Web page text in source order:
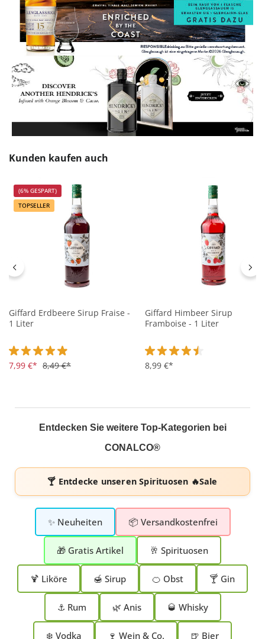
Produktgalerie überspringen
Kunden kaufen auch
(6% GESPART)
TOPSELLER
Giffard Erdbeere Sirup Fraise -
1 Liter
Durchschnittliche Bewertung von 4.9 von 5 Sternen
7,99 €* 8,49 €*
Giffard Himbeer Sirup
Framboise - 1 Liter
Durchschnittliche
8,99 €*
Entdecken Sie weitere Top-Kategorien bei
CONALCO®
🍸 Entdecke unserenSpirituosen 🔥Sale
✨ Neuheiten 📦 Versandkostenfrei
🎁 Gratis Artikel 🥂 Spirituosen
🍹 Liköre 🍯 Sirup 🍊 Obst 🍸 Gin
⚓ Rum 🌿 Anis 🥃 Whisky
❄️ Vodka 🍷 Wein & Co. 🍺 Bier